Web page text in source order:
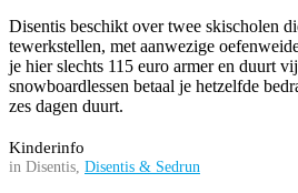
Disentis beschikt over twee skischolen
tewerkstellen, met aanwezige
je hier slechts 115 euro armer en duurt
snowboardlessen betaal je hetzelfde
zes dagen duurt.
Kinderinfo
in Disentis, Disentis & Sedrun